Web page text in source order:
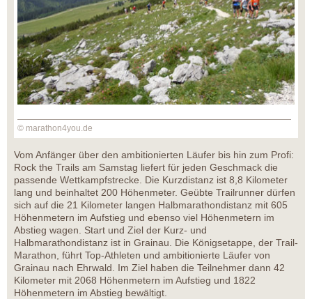
© marathon4you.de
Vom Anfänger über den ambitionierten Läufer bis hin zum Profi:
Rock the Trails am Samstag liefert für jeden Geschmack die
passende Wettkampfstrecke. Die Kurzdistanz ist 8,8 Kilometer
lang und beinhaltet 200 Höhenmeter. Geübte Trailrunner dürfen
sich auf die 21 Kilometer langen Halbmarathondistanz mit 605
Höhenmetern im Aufstieg und ebenso viel Höhenmetern im
Abstieg wagen. Start und Ziel der Kurz- und
Halbmarathondistanz ist in Grainau. Die Königsetappe, der Trail-
Marathon, führt Top-Athleten und ambitionierte Läufer von
Grainau nach Ehrwald. Im Ziel haben die Teilnehmer dann 42
Kilometer mit 2068 Höhenmetern im Aufstieg und 1822
Höhenmetern im Abstieg bewältigt.